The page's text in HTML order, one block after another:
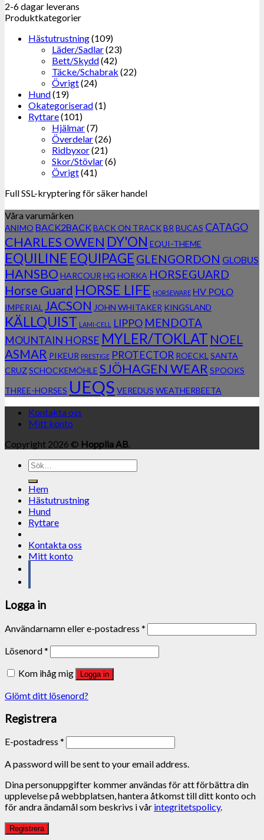
2-6 dagar leverans
Produktkategorier
Hästutrustning(109)
Läder/Sadlar(23)
Bett/Skydd(42)
Täcke/Schabrak (22)
Övrigt(24)
Hund(19)
Okategoriserad(1)
Ryttare(101)
Hjälmar(7)
Överdelar(26)
Ridbyxor(21)
Skor/Stövlar(6)
Övrigt(41)
Full SSL-kryptering för säker handel
Våra varumärken
ANIMO BACK2BACKBACK ON TRACK BR BUCAS CATAGO
CHARLES OWEN DY'ON EQUI-THEME
EQUILINE EQUIPAGE GLENGORDON GLOBUS
HANSBO HARCOUR HG HORKA HORSEGUARD
Horse Guard HORSE LIFE HORSEWARE HV POLO
IMPERIAL JACSON JOHN WHITAKER KINGSLAND
KÄLLQUIST LAMI-CELL LIPPO MENDOTA
MOUNTAIN HORSE MYLER/TOKLAT NOEL
ASMAR PIKEUR PRESTIGE PROTECTOR ROECKL SANTA
CRUZSCHOCKEMÖHLE SJÖHAGEN WEAR SPOOKS
THREE-HORSES UEQS VEREDUS WEATHERBEETA
Kontakta oss
Mitt konto
Copyright 2026 © Hopplia AB.
Sök
efter:
Hem
Hästutrustning
Hund
Ryttare
Kontakta oss
Mitt konto
Logga in
Användarnamn eller e-postadress *
Lösenord*
Kom ihåg mig
Logga in
Glömt ditt lösenord?
Registrera
E-postadress *
A password will be sent to your email address.
Dina personuppgifter kommer användas för att förbättra din
upplevelse på webbplatsen, hantera åtkomst till ditt konto och
för andra ändamål som beskrivs i vår integritetspolicy.
Registrera